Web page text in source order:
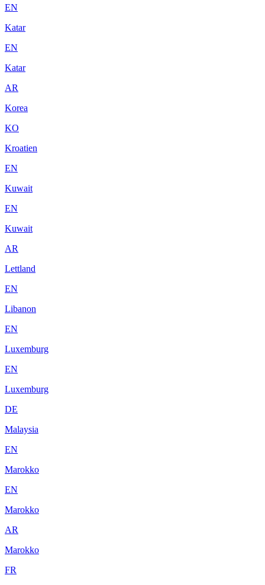
EN
Katar
EN
Katar
AR
Korea
KO
Kroatien
EN
Kuwait
EN
Kuwait
AR
Lettland
EN
Libanon
EN
Luxemburg
EN
Luxemburg
DE
Malaysia
EN
Marokko
EN
Marokko
AR
Marokko
FR